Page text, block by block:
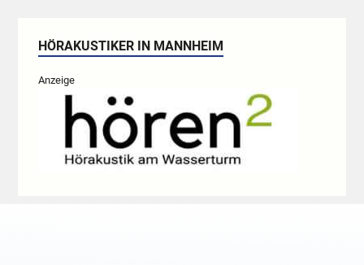
HÖRAKUSTIKER IN MANNHEIM
Anzeige